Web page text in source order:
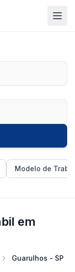
Modelo de
em
Guarulhos - SP